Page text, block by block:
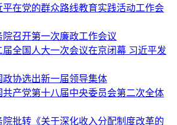
平在党的群众路线教育实践活动工作会
院召开第一次廉政工作会议
届全国人大一次会议在京闭幕 习近平发
政协选出新一届领导集体
共产党第十八届中央委员会第二次全体
院批转《关于深化收入分配制度改革的